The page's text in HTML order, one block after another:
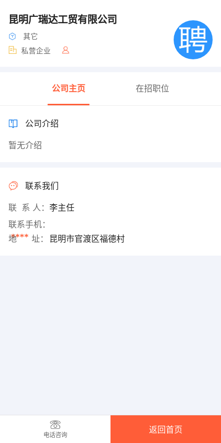
昆明广瑞达工贸有限公司
其它
私营企业
公司主页 在招职位
公司介绍
暂无介绍
联系我们
联 系 人： 李主任
联系手机：
****
地 址： 昆明市官渡区福德村
电话咨询
返回首页